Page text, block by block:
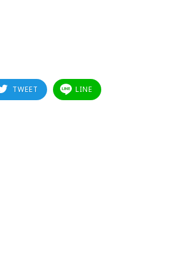
TWEET LINE